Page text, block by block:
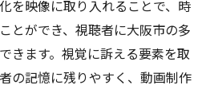
を映像に取り入れることで、時
とができ、視聴者に大阪市の多
きます。視覚に訴える要素を取
の記憶に残りやすく、動画制作